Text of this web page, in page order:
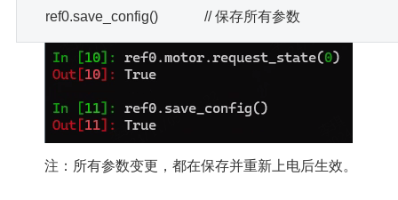
ref0.save_config() // 保存所有参数
注：所有参数变更，都在保存并重新上电后生效。